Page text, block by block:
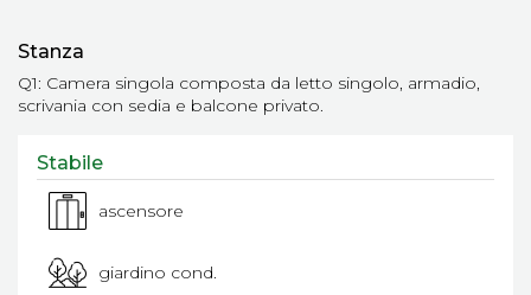
Stanza
Q1: Camera singola composta da letto singolo, armadio,
scrivania con sedia e balcone privato.
Stabile
ascensore
giardino cond.